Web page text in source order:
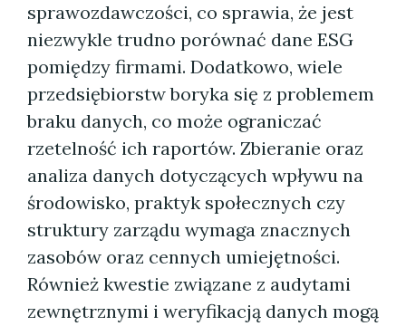
sprawozdawczości, co sprawia, że jest
niezwykle trudno porównać dane ESG
pomiędzy firmami. Dodatkowo, wiele
przedsiębiorstw boryka się z problemem
braku danych, co może ograniczać
rzetelność ich raportów. Zbieranie oraz
analiza danych dotyczących wpływu na
środowisko, praktyk społecznych czy
struktury zarządu wymaga znacznych
zasobów oraz cennych umiejętności.
Również kwestie związane z audytami
zewnętrznymi i weryfikacją danych mogą